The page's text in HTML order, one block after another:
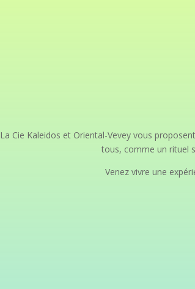
La Cie Kaleidos et Oriental-Vevey vous
tous, comme un rituel
Venez vivre une